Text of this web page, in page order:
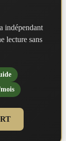
indépendant
lecture sans